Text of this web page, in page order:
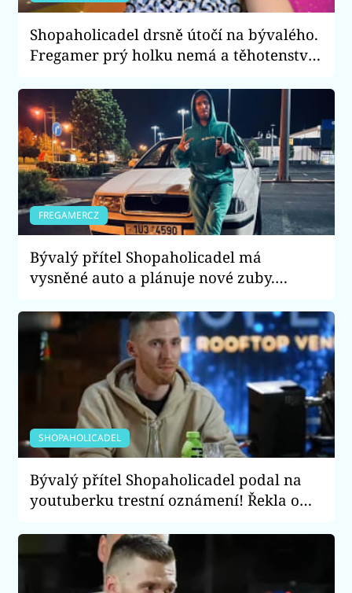
Shopaholicadel drsně útočí na bývalého.
Fregamer prý holku nemá a těhotenství
FREGAMERCZ
Bývalý přítel Shopaholicadel má
vysněné auto a plánuje nové zuby.
SHOPAHOLICADEL
Bývalý přítel Shopaholicadel podal na
youtuberku trestní oznámení! Řekla o